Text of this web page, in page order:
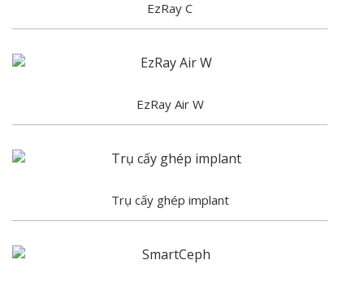
EzRay C
EzRay Air W
Trụ cấy ghép implant